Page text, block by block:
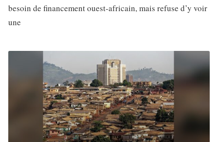
besoin de financement ouest-africain, mais refuse d’y voir
une